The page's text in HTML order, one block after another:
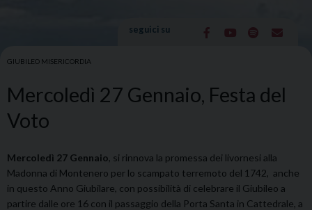
seguici su
GIUBILEO MISERICORDIA
Mercoledì 27 Gennaio, Festa del
Voto
Mercoledì 27 Gennaio , si rinnova la promessa dei livornesi alla
Madonna di Montenero per lo scampato terremoto del 1742, anche
in questo Anno Giubilare, con possibilità di celebrare il Giubileo a
partire dalle ore 16 con il passaggio della Porta Santa in Cattedrale, a